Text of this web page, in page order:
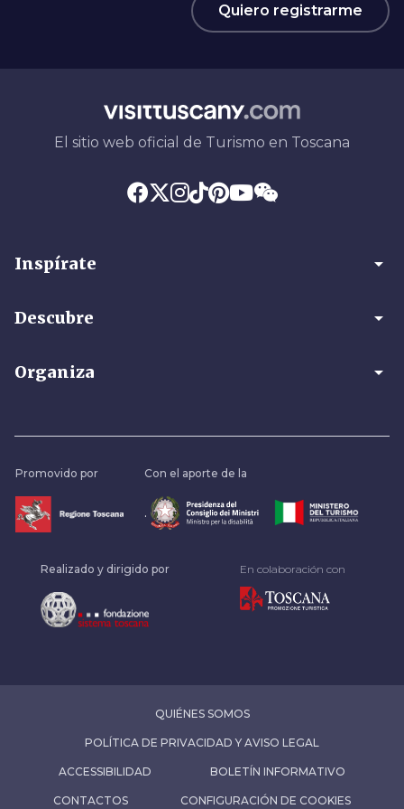
Quiero registrarme
El sitio web oficial de Turismo en Toscana
Inspírate arrow_drop_down
Descubre arrow_drop_down
Organiza arrow_drop_down
Promovido por Con el aporte de la
.
Realizado y dirigido por En colaboración con
QUIÉNES SOMOS
POLÍTICA DE PRIVACIDAD Y AVISO LEGAL
ACCESSIBILIDAD BOLETÍN INFORMATIVO
CONTACTOS CONFIGURACIÓN DE COOKIES